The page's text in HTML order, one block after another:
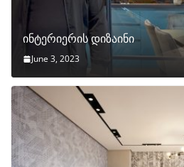
ინტერიერის დიზაინი
June 3, 2023